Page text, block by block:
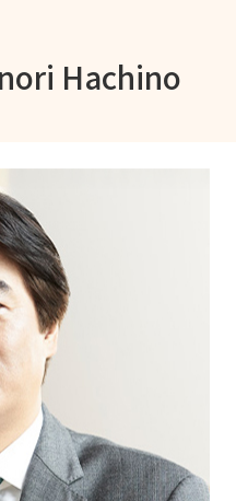
Hachino